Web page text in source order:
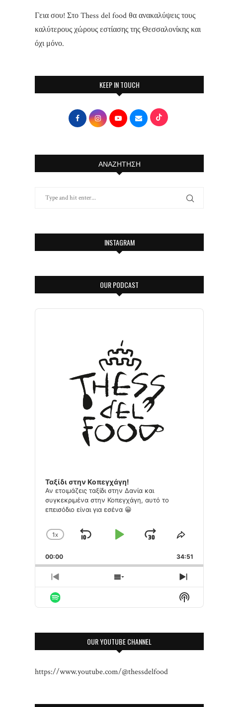
Γεια σου! Στο Thess del food θα ανακαλύψεις τους
καλύτερους χώρους εστίασης της Θεσσαλονίκης και
όχι μόνο.
KEEP IN TOUCH
ΑΝΑΖΉΤΗΣΗ
INSTAGRAM
OUR PODCAST
Audio
Ταξίδι στην Κοπεγχάγη!
Αν ετοιμάζεις ταξίδι στην Δανία και
συγκεκριμένα στην Κοπεγχάγη, αυτό το
επεισόδιο είναι για εσένα 😀
CHANGE
RATE
1X
SKIP
PLAYJUMP
FORWARD
SHARE
EPISODE
00:00 34:51
PREVIOUS
EPISODE
SHOW
EPISODES
NEXT
EPISODE
Show
Podcast
OUR YOUTUBE CHANNEL
https://www.youtube.com/@thessdelfood